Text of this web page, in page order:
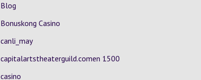
Blog
Bonuskong Casino
canli_may
capitalartstheaterguild.comen 1500
casino